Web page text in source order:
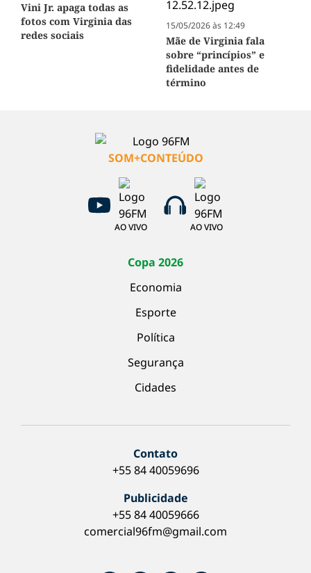
Vini Jr. apaga todas as
fotos com Virginia das
redes sociais
15/05/2026 às 12:49
Mãe de Virginia fala
sobre “princípios” e
fidelidade antes de
término
SOM+CONTEÚDO
AO VIVO AO VIVO
Copa 2026
Economia
Esporte
Política
Segurança
Cidades
Contato
+55 84 40059696
Publicidade
+55 84 40059666
comercial96fm@gmail.com